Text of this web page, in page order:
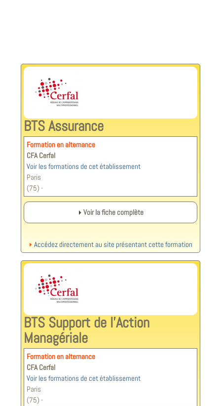
BTS Assurance
Formation en alternance
CFA Cerfal
Voir les formations de cet établissement
Paris
(75) -
Voir la fiche complète
Accédez directement au site présentant cette formation
BTS Support de l'Action
Managériale
Formation en alternance
CFA Cerfal
Voir les formations de cet établissement
Paris
(75) -